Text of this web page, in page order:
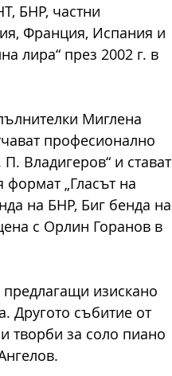
БНР, частни
Франция, Испания и
лира“ през 2002 г. в
Миглена
професионално
Владигеров“ и стават
формат „Гласът на
на БНР, Биг бенда на
с Орлин Горанов в
предлагащи изискано
Другото събитие от
творби за соло пиано